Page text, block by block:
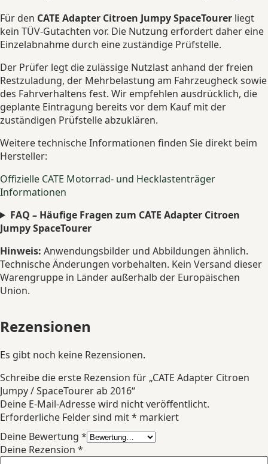
Für den CATE Adapter Citroen Jumpy SpaceTourer liegt
kein TÜV-Gutachten vor. Die Nutzung erfordert daher eine
Einzelabnahme durch eine zuständige Prüfstelle.
Der Prüfer legt die zulässige Nutzlast anhand der freien
Restzuladung, der Mehrbelastung am Fahrzeugheck sowie
des Fahrverhaltens fest. Wir empfehlen ausdrücklich, die
geplante Eintragung bereits vor dem Kauf mit der
zuständigen Prüfstelle abzuklären.
Weitere technische Informationen finden Sie direkt beim
Hersteller:
Offizielle CATE Motorrad- und Hecklastenträger
Informationen
FAQ – Häufige Fragen zum CATE Adapter Citroen
Jumpy SpaceTourer
Hinweis: Anwendungsbilder und Abbildungen ähnlich.
Technische Änderungen vorbehalten. Kein Versand dieser
Warengruppe in Länder außerhalb der Europäischen
Union.
Rezensionen
Es gibt noch keine Rezensionen.
Schreibe die erste Rezension für „CATE Adapter Citroen
Jumpy / SpaceTourer ab 2016“
Deine E-Mail-Adresse wird nicht veröffentlicht.
Erforderliche Felder sind mit* markiert
Deine Bewertung *
Deine Rezension *